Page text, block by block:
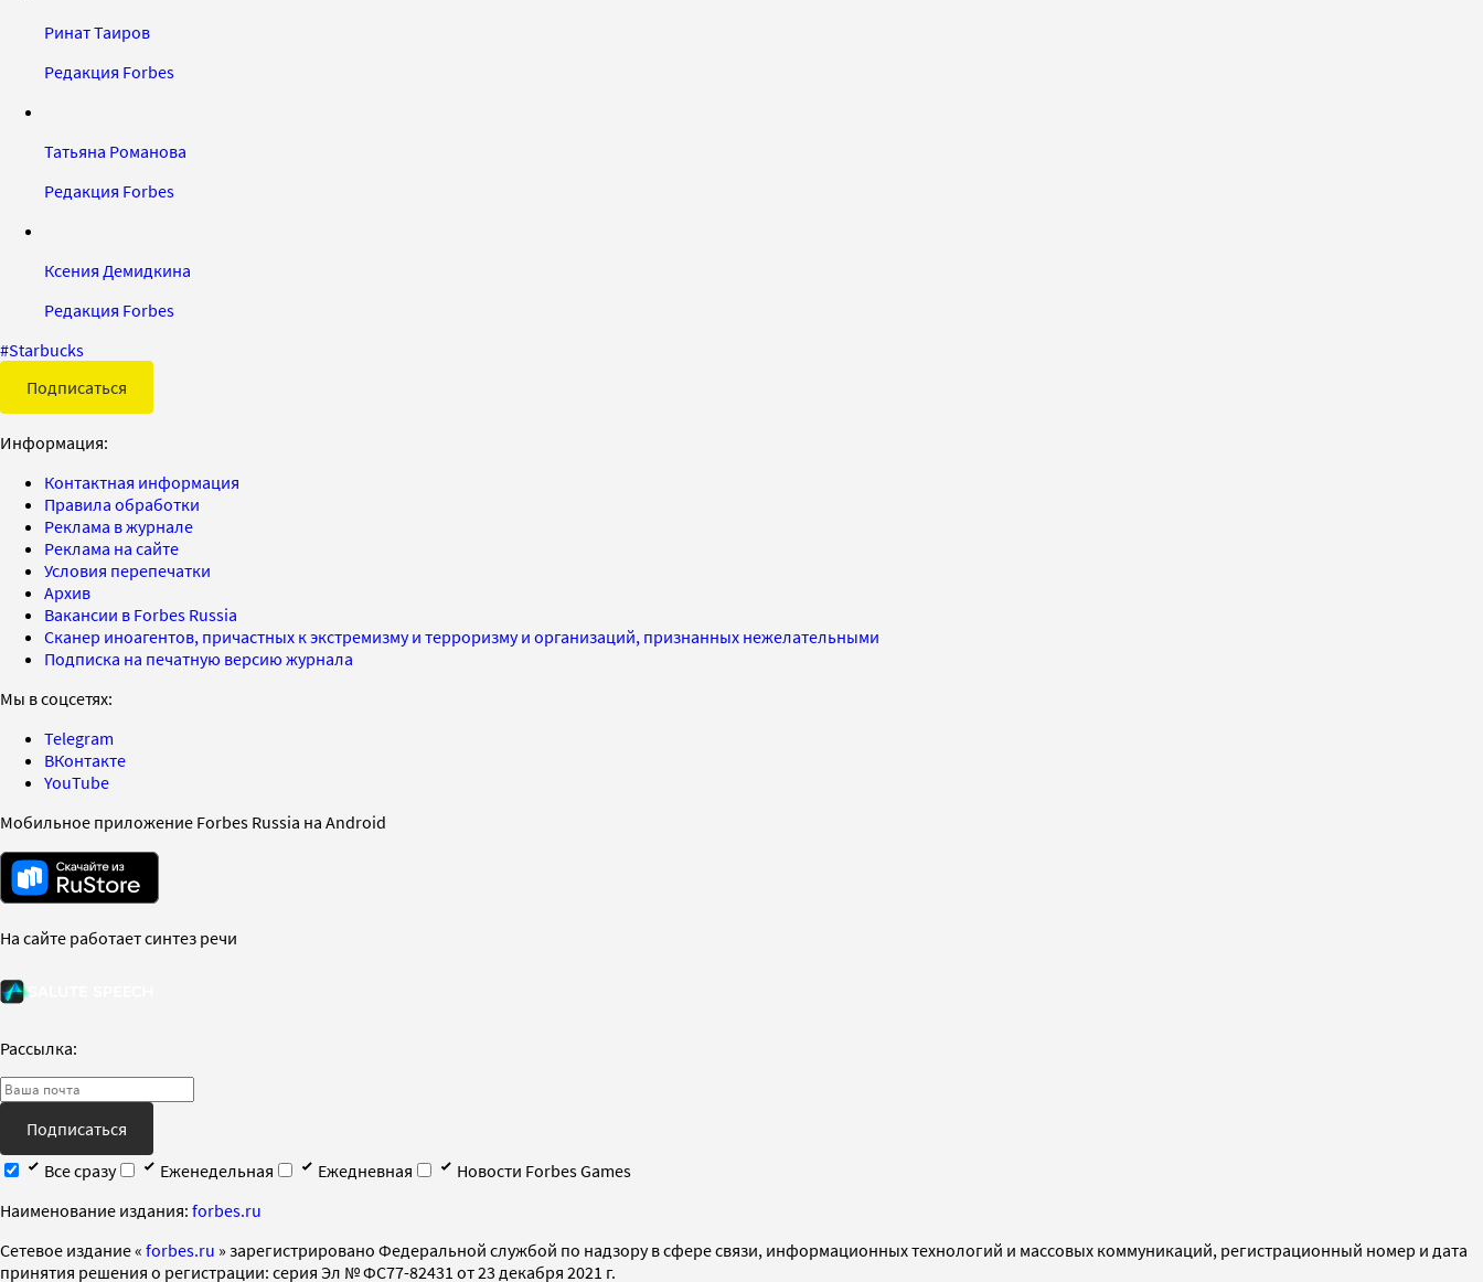
Ринат Таиров
Редакция Forbes
Татьяна Романова
Редакция Forbes
Ксения Демидкина
Редакция Forbes
#Starbucks
Подписаться
Информация:
Контактная информация
Правила обработки
Реклама в журнале
Реклама на сайте
Условия перепечатки
Архив
Вакансии в Forbes Russia
Сканер иноагентов, причастных к экстремизму и терроризму и организаций, признанных нежелательными
Подписка на печатную версию журнала
Мы в соцсетях:
Telegram
ВКонтакте
YouTube
Мобильное приложение Forbes Russia на Android
На сайте работает синтез речи
Рассылка:
Подписаться
Все сразу
Еженедельная Ежедневная
Новости Forbes Games
Наименование издания: forbes.ru
Cетевое издание « forbes.ru » зарегистрировано Федеральной службой по надзору в сфере связи, информационных технологий и массовых коммуникаций, регистрационный номер и дата
принятия решения о регистрации: серия Эл № ФС77-82431 от 23 декабря 2021 г.